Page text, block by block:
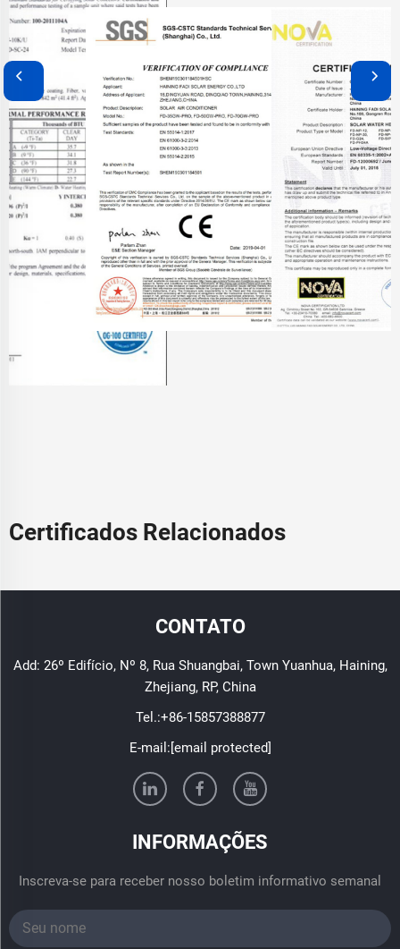
Certificados Relacionados
CONTATO
Add: 26º Edifício, Nº 8, Rua Shuangbai, Town Yuanhua, Haining,
Zhejiang, RP, China
Tel.:+86-15857388877
E-mail: [email protected]
INFORMAÇÕES
Inscreva-se para receber nosso boletim informativo semanal